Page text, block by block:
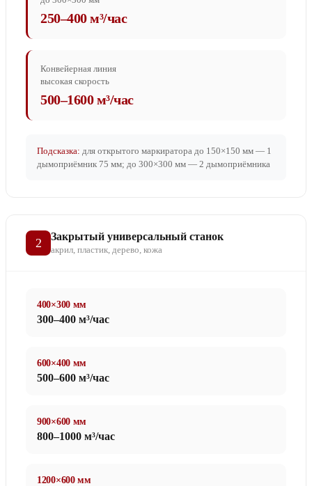
250–400 м³/час
Конвейерная линия
высокая скорость
500–1600 м³/час
Подсказка: для открытого маркиратора до 150×150 мм — 1
дымоприёмник 75 мм; до 300×300 мм — 2 дымоприёмника
2 Закрытый универсальный станок
акрил, пластик, дерево, кожа
400×300 мм
300–400 м³/час
600×400 мм
500–600 м³/час
900×600 мм
800–1000 м³/час
1200×600 мм